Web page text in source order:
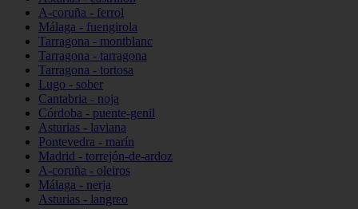
A-coruña - ferrol
Málaga - fuengirola
Tarragona - montblanc
Tarragona - tarragona
Tarragona - tortosa
Lugo - sober
Cantabria - noja
Córdoba - puente-genil
Asturias - laviana
Pontevedra - marín
Madrid - torrejón-de-ardoz
A-coruña - oleiros
Málaga - nerja
Asturias - langreo